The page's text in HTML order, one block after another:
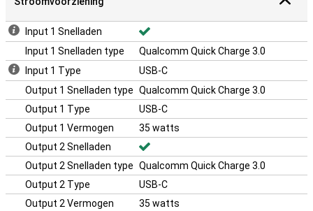
Input 1 Snelladen
Input 1 Snelladen type
Qualcomm Quick Charge 3.0
Input 1 Type
USB-C
Output 1 Snelladen type Qualcomm Quick Charge 3.0
Output 1 Type
USB-C
Output 1 Vermogen
35 watts
Output 2 Snelladen
Output 2 Snelladen type Qualcomm Quick Charge 3.0
Output 2 Type
USB-C
Output 2 Vermogen
35 watts